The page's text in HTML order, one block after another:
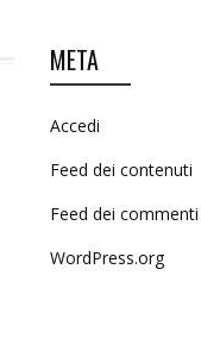
META
Accedi
Feed dei contenuti
Feed dei commenti
WordPress.org